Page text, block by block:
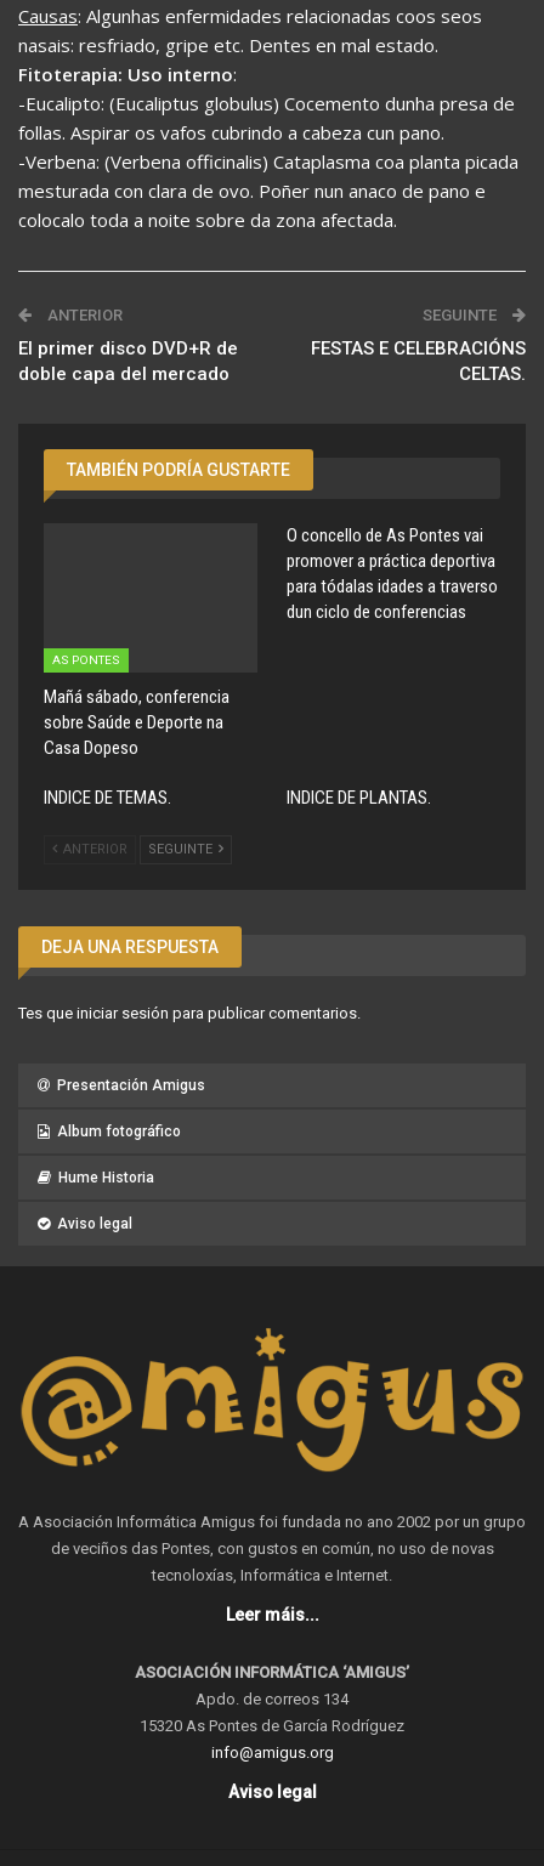
Causas: Algunhas enfermidades relacionadas coos seos
nasais: resfriado, gripe etc. Dentes en mal estado.
Fitoterapia: Uso interno:
-Eucalipto: (Eucaliptus globulus) Cocemento dunha presa de
follas. Aspirar os vafos cubrindo a cabeza cun pano.
-Verbena: (Verbena officinalis) Cataplasma coa planta picada
mesturada con clara de ovo. Poñer nun anaco de pano e
colocalo toda a noite sobre da zona afectada.
ANTERIOR
El primer disco DVD+R de
doble capa del mercado
SEGUINTE
FESTAS E CELEBRACIÓNS
CELTAS.
TAMBIÉN PODRÍA GUSTARTE
AS PONTES
Mañá sábado, conferencia
sobre Saúde e Deporte na
Casa Dopeso
O concello de As Pontes vai
promover a práctica deportiva
para tódalas idades a traverso
dun ciclo de conferencias
INDICE DE TEMAS. INDICE DE PLANTAS.
ANTERIOR SEGUINTE
DEJA UNA RESPUESTA
Tes que iniciar sesión para publicar comentarios.
Presentación Amigus
Album fotográfico
Hume Historia
Aviso legal
A Asociación Informática Amigus foi fundada no ano 2002 por un grupo
de veciños das Pontes, con gustos en común, no uso de novas
tecnoloxías, Informática e Internet.
Leer máis...
ASOCIACIÓN INFORMÁTICA ‘AMIGUS’
Apdo. de correos 134
15320 As Pontes de García Rodríguez
info@amigus.org
Aviso legal